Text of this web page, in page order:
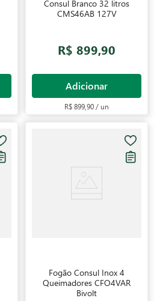
Consul Branco 32 litros
CMS46AB 127V
R$ 899,90
Adicionar
R$ 899,90 / un
Fogão Consul Inox 4
Queimadores CFO4VAR
Bivolt